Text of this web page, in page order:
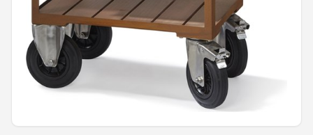
Mustang
Patton
Kamado Joe